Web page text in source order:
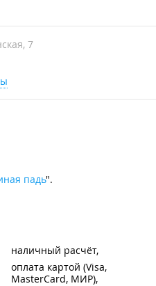
7
падь".
наличный расчёт
оплата картой (Visa,
MasterCard, МИР)